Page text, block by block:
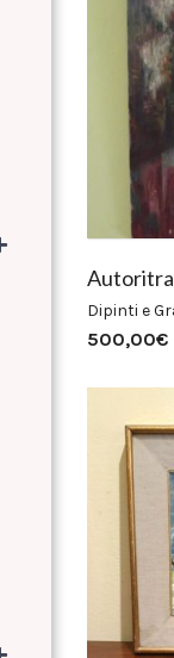
Dipinti e
500,00€